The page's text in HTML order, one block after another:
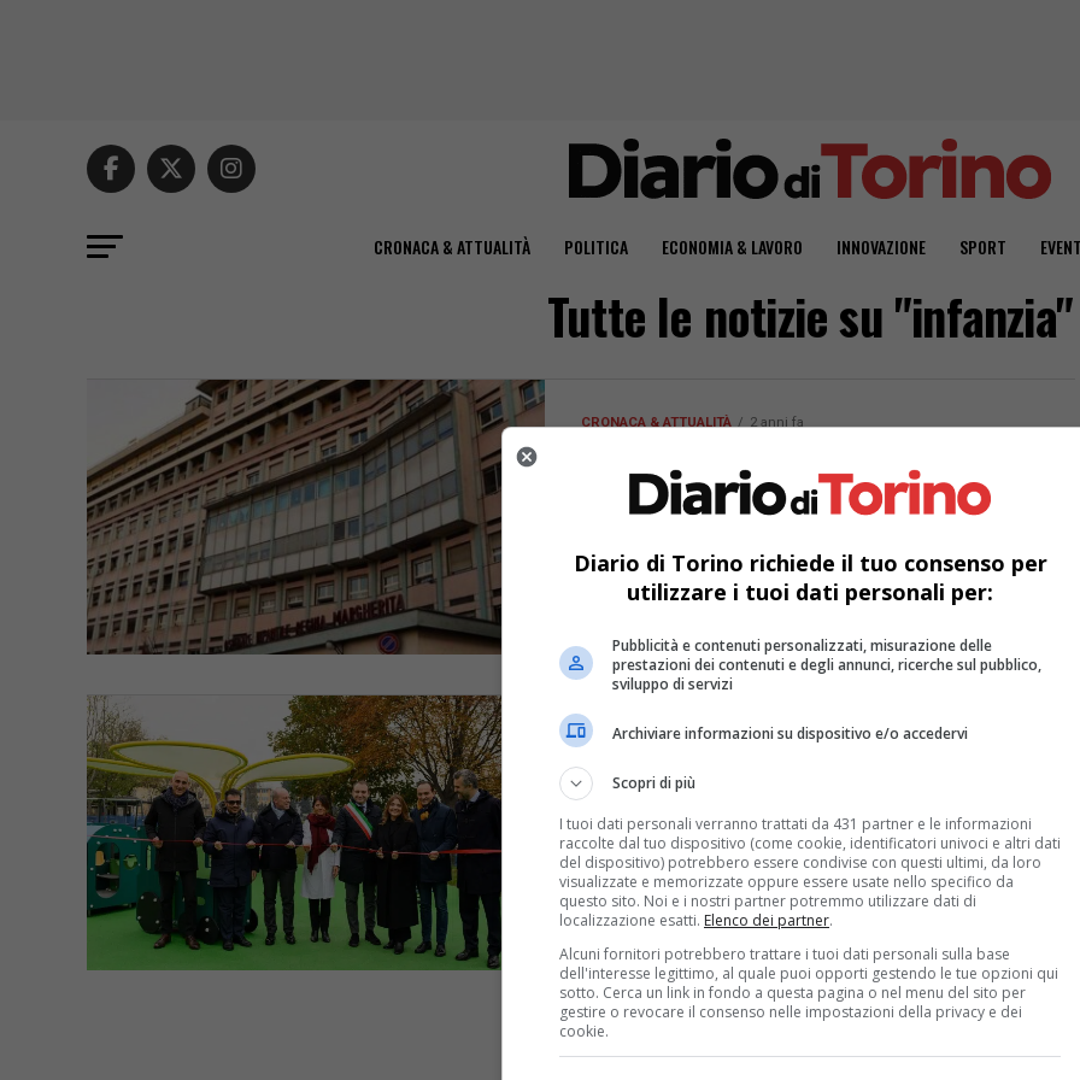
CRONACA & ATTUALITÀ POLITICA ECONOMIA & LAVORO INNOVAZIONE SPORT
Tutte le notizie su "infanzia"
CRONACA & ATTUALITÀ 2 anni fa
avanzata per la cura dei bambini
vittime di abuso e maltrattamento
Il nuovo Centro di Simulazione del Regina
Margherita di Torino prepara gli operatori sanitari
competenza
CRONACA & ATTUALITÀ 4 anni fa
Il Giardino del Sole: un’area giochi
davanti all’ospedale Regina
Margherita
Un nuovo spazio verde per Torino: divertimento
per i più piccoli e relax per i più grandi. A donarlo
Adisco Piemonte e Federvolontari. Il parco sarà...
Diario di Torino richiede il tuo consenso per
utilizzare i tuoi dati personali per:
Pubblicità e contenuti personalizzati, misurazione delle
prestazioni dei contenuti e degli annunci, ricerche sul pubblico,
sviluppo di servizi
Archiviare informazioni su dispositivo e/o accedervi
Scopri di più
I tuoi dati personali verranno trattati da 431 partner e le informazioni
raccolte dal tuo dispositivo (come cookie, identificatori univoci e altri dati
del dispositivo) potrebbero essere condivise con questi ultimi, da loro
visualizzate e memorizzate oppure essere usate nello specifico da
questo sito. Noi e i nostri partner potremmo utilizzare dati di
localizzazione esatti. Elenco dei partner.
Alcuni fornitori potrebbero trattare i tuoi dati personali sulla base
dell'interesse legittimo, al quale puoi opporti gestendo le tue opzioni qui
sotto. Cerca un link in fondo a questa pagina o nel menu del sito per
gestire o revocare il consenso nelle impostazioni della privacy e dei
cookie.